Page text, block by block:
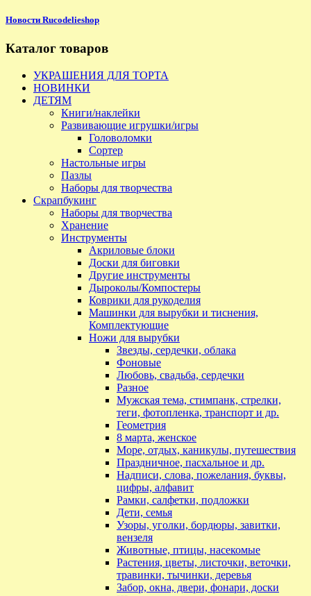
Новости Rucodelieshop
Каталог товаров
УКРАШЕНИЯ ДЛЯ ТОРТА
НОВИНКИ
ДЕТЯМ
Книги/наклейки
Развивающие игрушки/игры
Головоломки
Сортер
Настольные игры
Пазлы
Наборы для творчества
Скрапбукинг
Наборы для творчества
Хранение
Инструменты
Акриловые блоки
Доски для биговки
Другие инструменты
Дыроколы/Компостеры
Коврики для рукоделия
Машинки для вырубки и тиснения,
Комплектующие
Ножи для вырубки
Звезды, сердечки, облака
Фоновые
Любовь, свадьба, сердечки
Разное
Мужская тема, стимпанк, стрелки,
теги, фотопленка, транспорт и др.
Геометрия
8 марта, женское
Море, отдых, каникулы, путешествия
Праздничное, пасхальное и др.
Надписи, слова, пожелания, буквы,
цифры, алфавит
Рамки, салфетки, подложки
Дети, семья
Узоры, уголки, бордюры, завитки,
вензеля
Животные, птицы, насекомые
Растения, цветы, листочки, веточки,
травинки, тычинки, деревья
Забор, окна, двери, фонари, доски